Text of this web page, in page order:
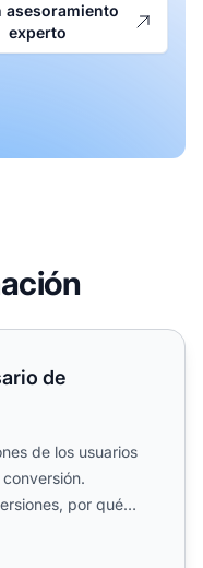
asesoramiento
experto
de Afiliados
de
de los usuarios
por qué